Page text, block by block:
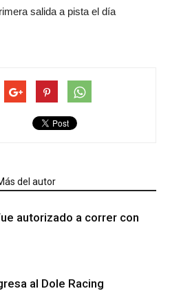
salida a pista el día
del autor
autorizado a correr con
al Dole Racing